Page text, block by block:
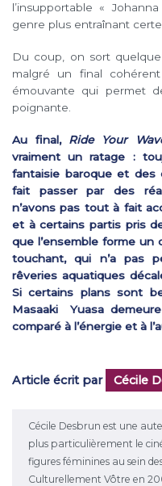
l’insupportable «
genre plus entraînant
Du coup, on sort
malgré un final
émouvante qui permet
poignante.
Au final, Ride Your
vraiment un ratage :
fantaisie baroque et des
fait passer par des
n’avons pas tout à fait
et à certains partis pris
que l’ensemble forme un
touchant, qui n’a pas
rêveries aquatiques
Si certains plans sont
Masaaki Yuasa
comparé à l’énergie et à
Article écrit par Cécile
Cécile Desbrun est une
plus particulièrement le
figures féminines au sein
Culturellement Vôtre en